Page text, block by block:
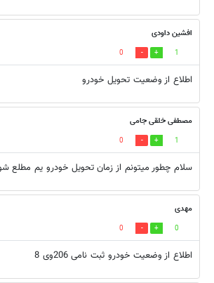
افشین داودی
1
0
اطلاع از وضعیت تحویل خودرو
مصطفی خلقی جامی
1
0
سلام چطور میتونم از زمان تحویل خودرو یم مطلع
مهدی
0
0
اطلاع از وضعیت خودرو ثبت نامی 206وی 8